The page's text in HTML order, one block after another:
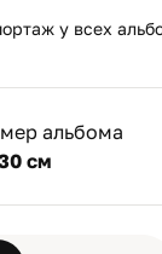
у всех
альбома
см